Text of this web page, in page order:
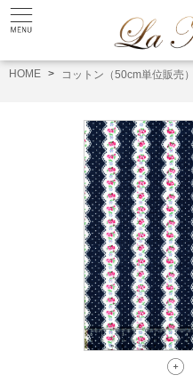
HOME コットン（50cm単位販売）